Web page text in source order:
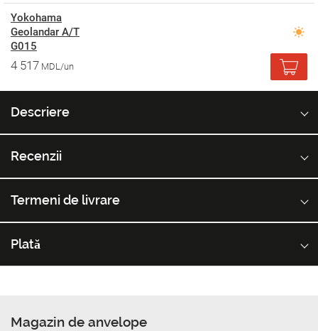
Yokohama
Geolandar A/T
G015
4 517 MDL/un
Descriere
Recenzii
Termeni de livrare
Plată
Magazin de anvelope